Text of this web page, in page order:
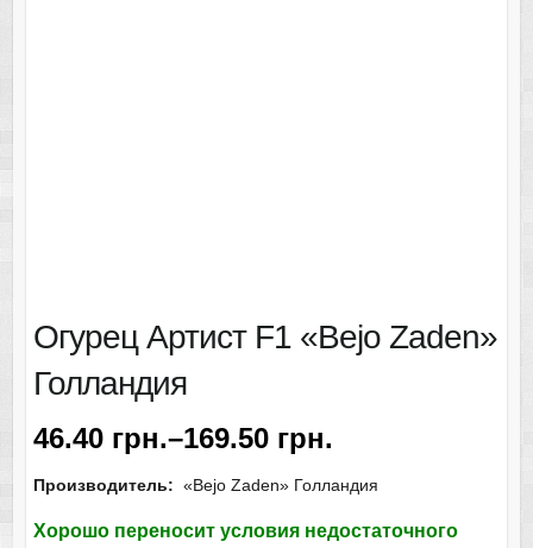
Огурец Артист F1 «Bejo Zaden»
Голландия
46.40 грн.–169.50 грн.
Производитель: «Bejo Zaden» Голландия
Хорошо переносит условия недостаточного